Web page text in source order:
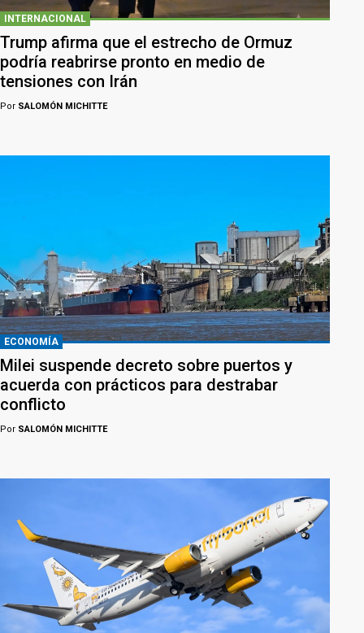
INTERNACIONAL
Trump afirma que el estrecho de Ormuz
podría reabrirse pronto en medio de
tensiones con Irán
Por SALOMÓN MICHITTE
ECONOMÍA
Milei suspende decreto sobre puertos y
acuerda con prácticos para destrabar
conflicto
Por SALOMÓN MICHITTE